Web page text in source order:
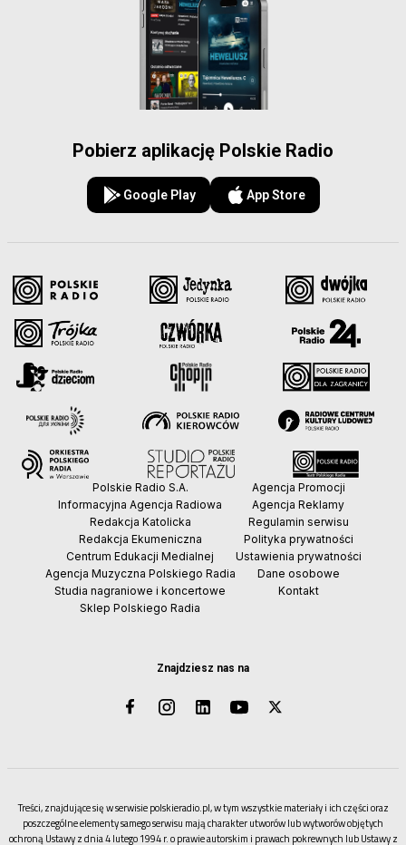
Pobierz aplikację Polskie Radio
Google Play App Store
Znajdziesz nas na
Polskie Radio S.A.
Informacyjna Agencja Radiowa
Redakcja Katolicka
Redakcja Ekumeniczna
Centrum Edukacji Medialnej
Agencja Muzyczna Polskiego Radia
Studia nagraniowe i koncertowe
Sklep Polskiego Radia
Agencja Promocji
Agencja Reklamy
Regulamin serwisu
Polityka prywatności
Ustawienia prywatności
Dane osobowe
Kontakt
Treści, znajdujące się w serwisie polskieradio.pl, w tym wszystkie materiały i ich części oraz
poszczególne elementy samego serwisu mają charakter utworów lub wytworów objętych
ochroną Ustawy z dnia 4 lutego 1994 r. o prawie autorskim i prawach pokrewnych lub Ustawy z